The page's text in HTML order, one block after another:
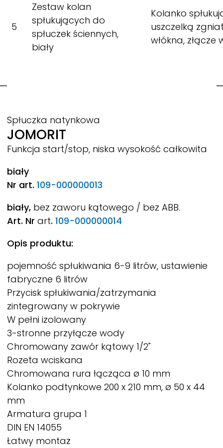
5
Zestaw kolan
spłukujących do
spłuczek ściennych,
biały
Kolanko
uszczelką
włókna, złącze
Spłuczka natynkowa
JOMORIT
Funkcja start/stop, niska wysokość całkowita
biały
Nr art. 109-000000013
biały, bez zaworu kątowego / bez ABB.
Art. Nr art. 109-000000014
Opis produktu:
pojemność spłukiwania 6-9 litrów, ustawienie
fabryczne 6 litrów
Przycisk spłukiwania/zatrzymania
zintegrowany w pokrywie
W pełni izolowany
3-stronne przyłącze wody
Chromowany zawór kątowy 1/2"
Rozeta wciskana
Chromowana rura łącząca ø 10 mm
Kolanko podtynkowe 200 x 210 mm, ø 50 x 44
mm
Armatura grupa 1
DIN EN 14055
Łatwy montaż